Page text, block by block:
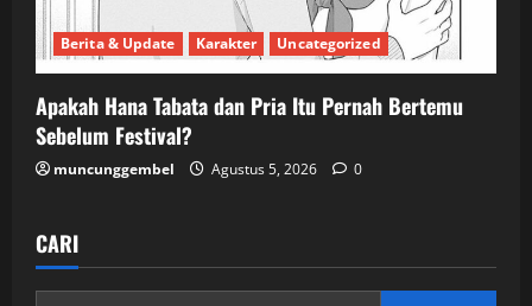
Berita & Update Karakter Uncategorized
Apakah Hana Tabata dan Pria Itu Pernah Bertemu
Sebelum Festival?
muncunggembel Agustus 5, 2026 0
CARI